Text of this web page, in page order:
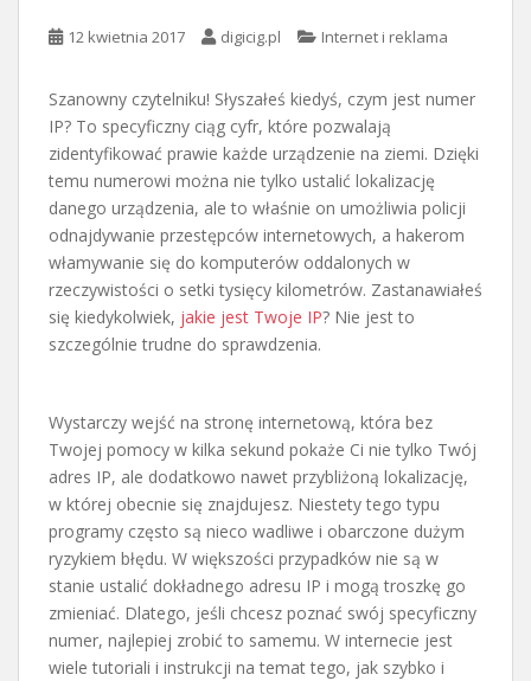
12 kwietnia 2017 digicig.pl Internet i reklama
Szanowny czytelniku! Słyszałeś kiedyś, czym jest numer
IP? To specyficzny ciąg cyfr, które pozwalają
zidentyfikować prawie każde urządzenie na ziemi. Dzięki
temu numerowi można nie tylko ustalić lokalizację
danego urządzenia, ale to właśnie on umożliwia policji
odnajdywanie przestępców internetowych, a hakerom
włamywanie się do komputerów oddalonych w
rzeczywistości o setki tysięcy kilometrów. Zastanawiałeś
się kiedykolwiek, jakie jest Twoje IP? Nie jest to
szczególnie trudne do sprawdzenia.
Wystarczy wejść na stronę internetową, która bez
Twojej pomocy w kilka sekund pokaże Ci nie tylko Twój
adres IP, ale dodatkowo nawet przybliżoną lokalizację,
w której obecnie się znajdujesz. Niestety tego typu
programy często są nieco wadliwe i obarczone dużym
ryzykiem błędu. W większości przypadków nie są w
stanie ustalić dokładnego adresu IP i mogą troszkę go
zmieniać. Dlatego, jeśli chcesz poznać swój specyficzny
numer, najlepiej zrobić to samemu. W internecie jest
wiele tutoriali i instrukcji na temat tego, jak szybko i